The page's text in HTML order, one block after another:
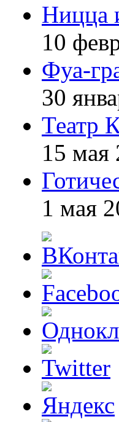
Ницца
10
Фуа-
30
Театр
15 мая
1 мая